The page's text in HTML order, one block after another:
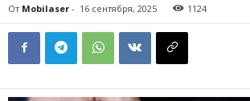
От Mobilaser - 16 сентября, 2025 1124